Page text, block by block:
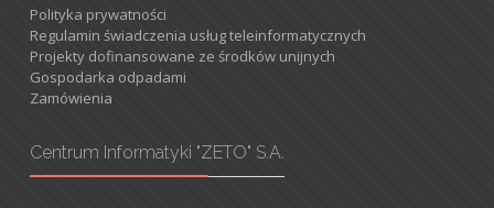
Polityka prywatności
Regulamin świadczenia usług teleinformatycznych
Projekty dofinansowane ze środków unijnych
Gospodarka odpadami
Zamówienia
Centrum Informatyki "ZETO" S.A.